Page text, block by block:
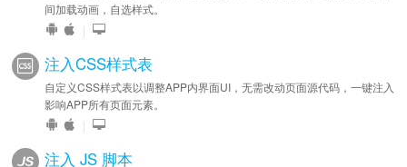
间加载动画，自选样式。
|
注入CSS样式表
自定义CSS样式表以调整APP内界面UI，无需改动页面源代码，一键注入
影响APP所有页面元素。
|
注入 JS 脚本